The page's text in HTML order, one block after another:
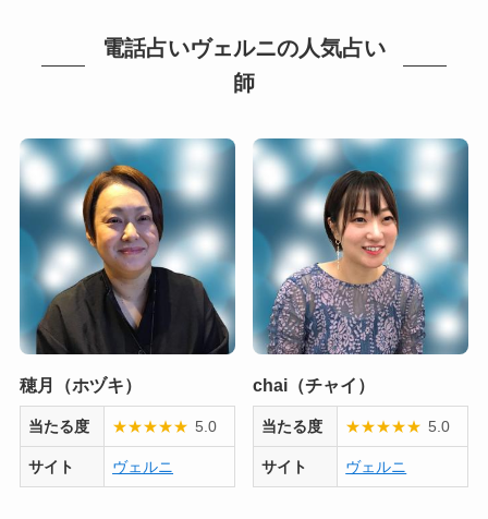
電話占いヴェルニの人気占い
師
穂月（ホヅキ）
当たる度 ★★★★★ 5.0
サイト ヴェルニ
chai（チャイ）
当たる度 ★★★★★ 5.0
サイト ヴェルニ